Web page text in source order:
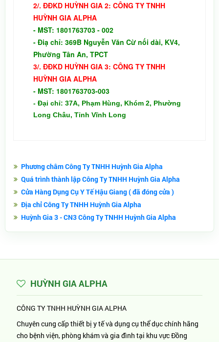
2/. ĐĐKD HUỲNH GIA 2: CÔNG TY TNHH
HUỲNH GIA ALPHA
- MST: 1801763703 - 002
- Điạ chỉ: 369B Nguyễn Văn Cừ nối dài, KV4,
Phường Tân An, TPCT
3/. ĐĐKD HUỲNH GIA 3: CÔNG TY TNHH
HUỲNH GIA ALPHA
- MST: 1801763703-003
- Đại chỉ: 37A, Phạm Hùng, Khóm 2, Phường
Long Châu, Tỉnh Vĩnh Long
Phương châm Công Ty TNHH Huỳnh Gia Alpha
Quá trình thành lập Công Ty TNHH Huỳnh Gia Alpha
Cửa Hàng Dụng Cụ Y Tế Hậu Giang ( đã đóng cửa )
Địa chỉ Công Ty TNHH Huỳnh Gia Alpha
Huỳnh Gia 3 - CN3 Công Ty TNHH Huỳnh Gia Alpha
HUỲNH GIA ALPHA
CÔNG TY TNHH HUỲNH GIA ALPHA
Chuyên cung cấp thiết bị y tế và dụng cụ thể dục chính hãng
cho bệnh viện, phòng khám và gia đình tại khu vực Đồng